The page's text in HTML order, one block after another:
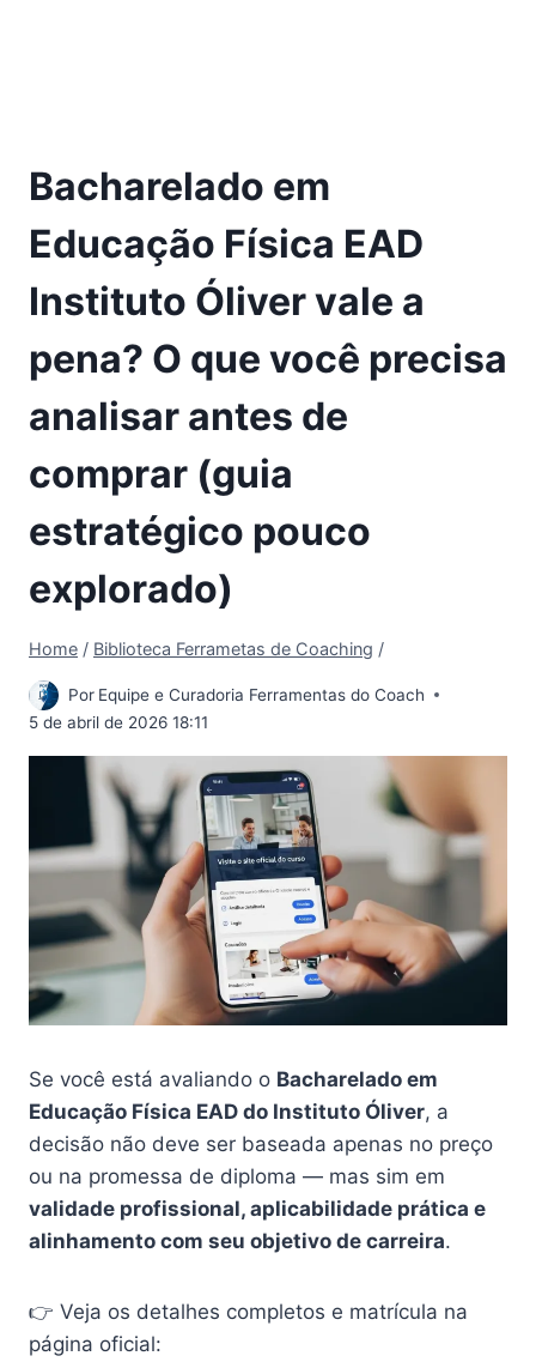
Bacharelado em
Educação Física EAD
Instituto Óliver vale a
pena? O que você precisa
analisar antes de
comprar (guia
estratégico pouco
explorado)
Home / Biblioteca Ferrametas de Coaching /
Por Equipe e Curadoria Ferramentas do Coach
5 de abril de 2026 18:11
Se você está avaliando o Bacharelado em
Educação Física EAD do Instituto Óliver, a
decisão não deve ser baseada apenas no preço
ou na promessa de diploma — mas sim em
validade profissional, aplicabilidade prática e
alinhamento com seu objetivo de carreira.
👉 Veja os detalhes completos e matrícula na
página oficial: